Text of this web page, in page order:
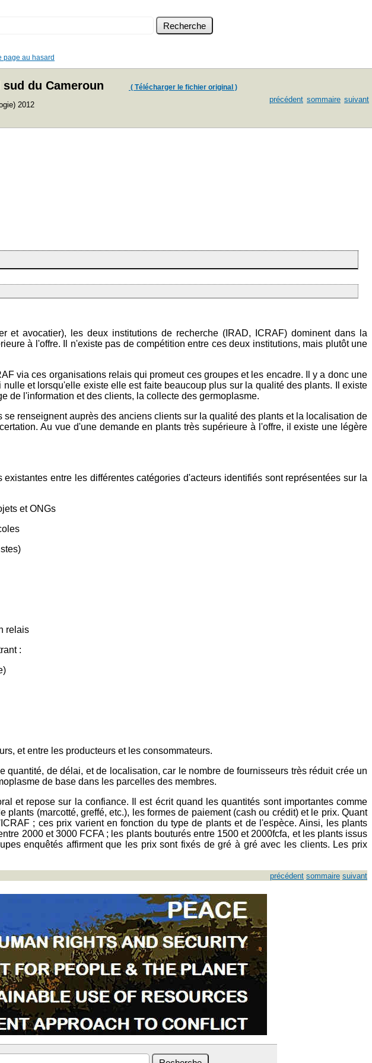
page au hasard
du Cameroun ( Télécharger le fichier original )
2012
précédent sommaire suivant
et avocatier), les deux institutions de recherche (IRAD, ICRAF) dominent dans la
à l'offre. Il n'existe pas de compétition entre ces deux institutions, mais plutôt une
via ces organisations relais qui promeut ces groupes et les encadre. Il y a donc une
et lorsqu'elle existe elle est faite beaucoup plus sur la qualité des plants. Il existe
de l'information et des clients, la collecte des germoplasme.
renseignent auprès des anciens clients sur la qualité des plants et la localisation de
Au vue d'une demande en plants très supérieure à l'offre, il existe une légère
entre les différentes catégories d'acteurs identifiés sont représentées sur la
et ONGs
relais
:
et entre les producteurs et les consommateurs.
de délai, et de localisation, car le nombre de fournisseurs très réduit crée un
de base dans les parcelles des membres.
et repose sur la confiance. Il est écrit quand les quantités sont importantes comme
(marcotté, greffé, etc.), les formes de paiement (cash ou crédit) et le prix. Quant
; ces prix varient en fonction du type de plants et de l'espèce. Ainsi, les plants
2000 et 3000 FCFA ; les plants bouturés entre 1500 et 2000fcfa, et les plants issus
enquêtés affirment que les prix sont fixés de gré à gré avec les clients. Les prix
précédent sommaire suivant